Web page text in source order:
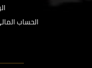
الحساب